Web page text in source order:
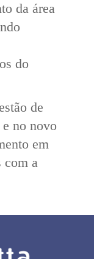
da área
do
de
no novo
em
com a